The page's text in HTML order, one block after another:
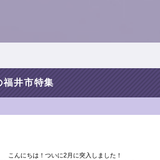
福井市特集
こんにちは！ついに2月に突入しました！